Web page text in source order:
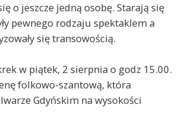
o jeszcze jedną osobę. Starają się
pewnego rodzaju spektaklem a
się transowością.
w piątek, 2 sierpnia o godz 15.00.
folkowo-szantową, która
Gdyńskim na wysokości